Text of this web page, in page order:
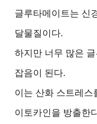
글루타메이트는 신
달물질이다.
하지만 너무 많은
잡음이 된다.
이는 산화 스트레
이토카인을 방출한